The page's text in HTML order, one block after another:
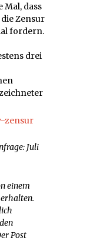
Mal, dass
Zensur
fordern.
drei
Juli
einem
Post